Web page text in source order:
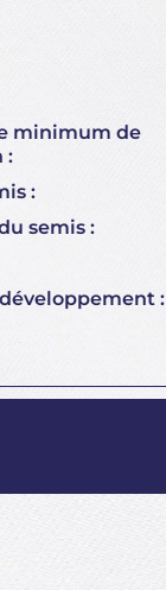
minimum de
:
:
semis :
: